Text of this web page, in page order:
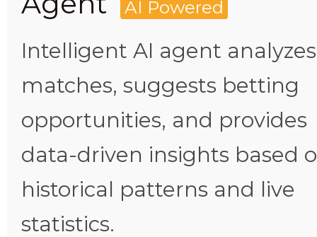
AI Powered
Intelligent AI agent analyzes
matches, suggests betting
opportunities, and provides
data-driven insights based
historical patterns and live
statistics.